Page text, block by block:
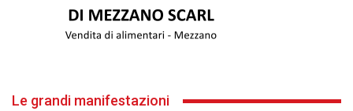
Le grandi manifestazioni